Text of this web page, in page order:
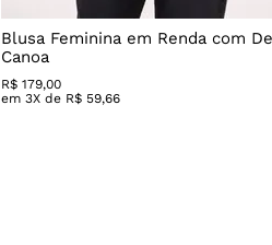
Blusa Feminina em Renda com
Canoa
R$ 179,00
em3X de R$ 59,66